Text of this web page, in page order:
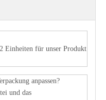
Einheiten für unser Produkt
anpassen?
und das